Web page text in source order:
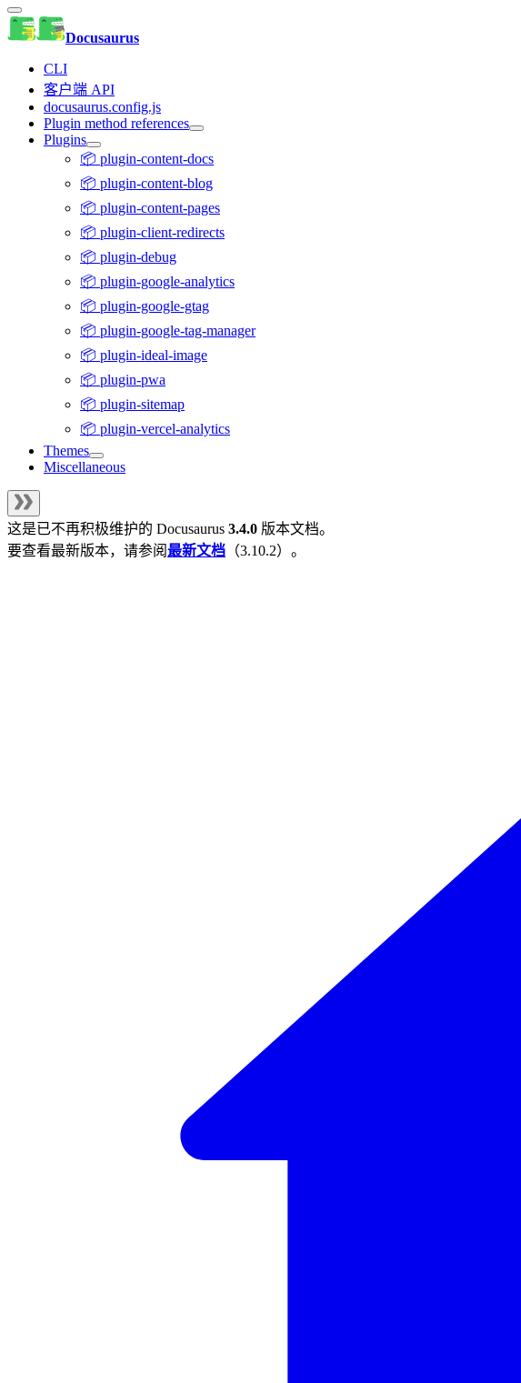
Docusaurus
CLI
客户端 API
docusaurus.config.js
Plugin method references
Plugins
📦 plugin-content-docs
📦 plugin-content-blog
📦 plugin-content-pages
📦 plugin-client-redirects
📦 plugin-debug
📦 plugin-google-analytics
📦 plugin-google-gtag
📦 plugin-google-tag-manager
📦 plugin-ideal-image
📦 plugin-pwa
📦 plugin-sitemap
📦 plugin-vercel-analytics
Themes
Miscellaneous
这是已不再积极维护的 Docusaurus 3.4.0 版本文档。
要查看最新版本，请参阅最新文档 （3.10.2）。